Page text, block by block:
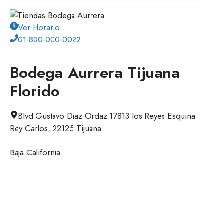
Ver Horario
01-800-000-0022
Bodega Aurrera Tijuana
Florido
Blvd Gustavo Diaz Ordaz 17813 los Reyes Esquina
Rey Carlos, 22125 Tijuana
Baja California